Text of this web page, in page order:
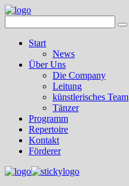
Start
News
Über Uns
Die Company
Leitung
künstlerisches Team
Tänzer
Programm
Repertoire
Kontakt
Förderer